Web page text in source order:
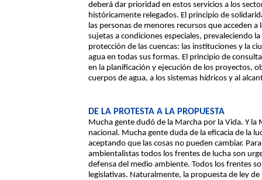
deberá dar prioridad en estos servicios a los
históricamente relegados. El principio de
las personas de menores recursos que acceden
sujetas a condiciones especiales, prevaleciendo
protección de las cuencas: las instituciones y la
agua en todas sus formas. El principio de
en la planificación y ejecución de los proyectos,
cuerpos de agua, a los sistemas hídricos y al
DE LA PROTESTA A LA PROPUESTA
Mucha gente dudó de la Marcha por la Vida. Y
nacional. Mucha gente duda de la eficacia de la
aceptando que las cosas no pueden cambiar.
ambientalistas todos los frentes de lucha son
defensa del medio ambiente. Todos los frentes
legislativas. Naturalmente, la propuesta de ley